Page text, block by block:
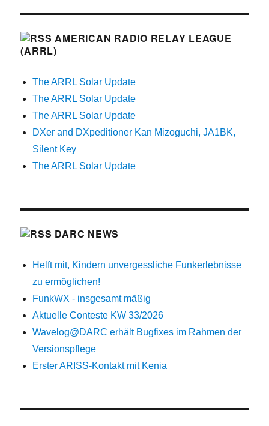
AMERICAN RADIO RELAY LEAGUE
(ARRL)
The ARRL Solar Update
The ARRL Solar Update
The ARRL Solar Update
DXer and DXpeditioner Kan Mizoguchi, JA1BK,
Silent Key
The ARRL Solar Update
DARC NEWS
Helft mit, Kindern unvergessliche Funkerlebnisse
zu ermöglichen!
FunkWX - insgesamt mäßig
Aktuelle Conteste KW 33/2026
Wavelog@DARC erhält Bugfixes im Rahmen der
Versionspflege
Erster ARISS-Kontakt mit Kenia